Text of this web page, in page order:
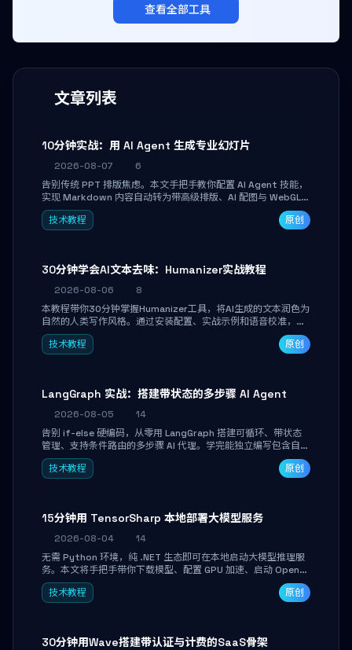
文章列表
10分钟实战：用 AI Agent 生成专业幻灯片
2026-08-07
6
告别传统 PPT 排版焦虑。本文手把手教你配置 AI Agent 技能，
实现 Markdown 内容自动转为带高级排版、AI 配图与 WebGL
运行时的 HTML 幻灯片。只需专注内容，10 分钟即可产出可投
屏的专业级演示文稿。
技术教程 原创
30分钟学会AI文本去味：Humanizer实战教程
2026-08-06
8
本教程带你30分钟掌握Humanizer工具，将AI生成的文本润色为
自然的人类写作风格。通过安装配置、实战示例和语音校准，让
你的内容告别AI痕迹，匹配个人写作习惯，适合内容创作者和技
术博主。
技术教程 原创
LangGraph 实战：搭建带状态的多步骤 AI Agent
2026-08-05
14
告别 if-else 硬编码，从零用 LangGraph 搭建可循环、带状态
管理、支持条件路由的多步骤 AI 代理。学完能独立编写包含自动
决策、工具调用和持久化状态的复杂工作流，并避开递归溢出、
状态丢失等常见坑点。
技术教程 原创
15分钟用 TensorSharp 本地部署大模型服务
2026-08-04
14
无需 Python 环境，纯 .NET 生态即可在本地启动大模型推理服
务。本文将手把手带你下载模型、配置 GPU 加速、启动 OpenAI
兼容 API，并在 C# 业务代码中无缝调用。数据不出网，零门槛
搞定本地 LLM 部署。
技术教程 原创
30分钟用Wave搭建带认证与计费的SaaS骨架
查看全部工具